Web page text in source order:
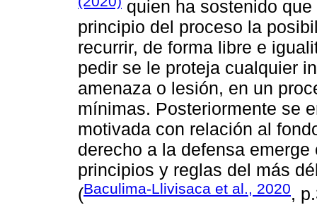
quien ha sostenido
principio del proceso la
recurrir, de forma libre e
pedir se le proteja cualquier
amenaza o lesión, en un
mínimas. Posteriormente se
motivada con relación al
derecho a la defensa
principios y reglas del más
(Baculima-Llivisaca et al., 2020,